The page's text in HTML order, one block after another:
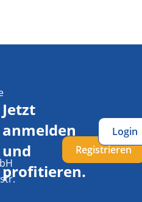
Jetzt
anmelden
und
profitieren.
Registrieren
Login